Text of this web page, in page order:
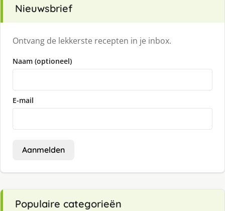
Nieuwsbrief
Ontvang de lekkerste recepten in je inbox.
Naam (optioneel)
E-mail
Aanmelden
Populaire categorieën